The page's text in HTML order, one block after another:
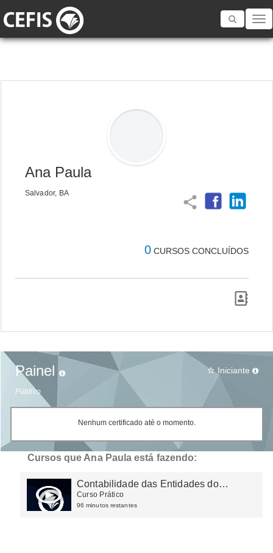
Toggle
Ana Paula
Salvador, BA
share
0 CURSOS CONCLUÍDOS
Painel
Público
star_border Iniciante
Nenhum certificado até o momento.
Cursos que Ana Paula está fazendo:
Contabilidade das Entidades do
Terceiro Setor
Curso Prático
96 minutos restantes